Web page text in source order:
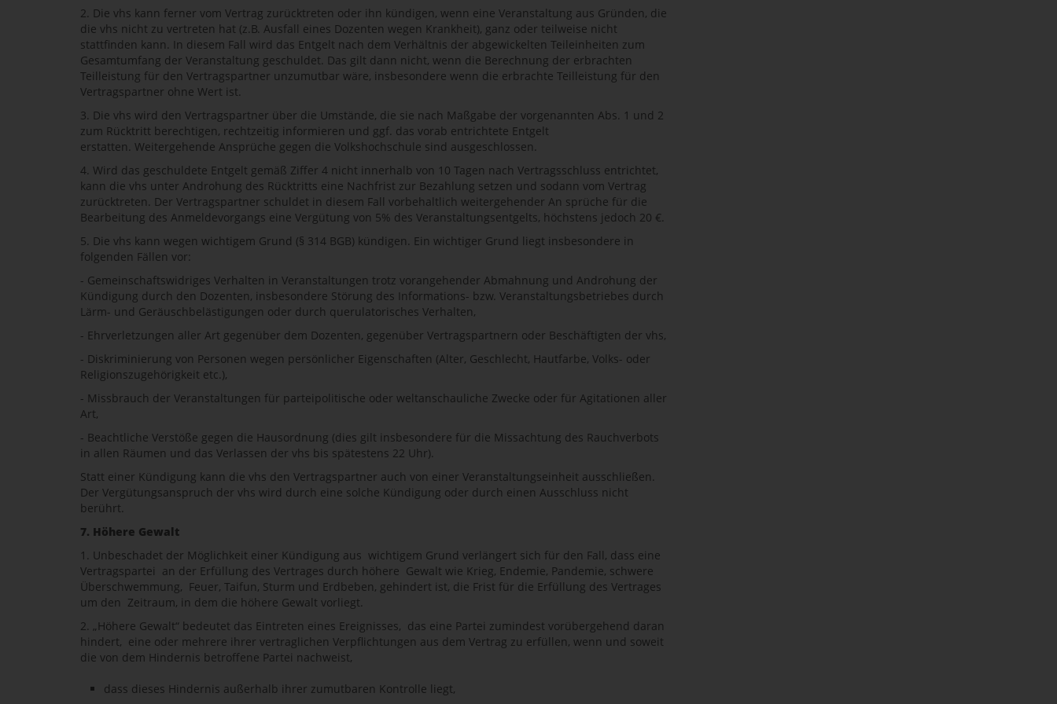
2. Die vhs kann ferner vom Vertrag zurücktreten oder ihn kündigen, wenn eine Veranstaltung aus Gründen, die
die vhs nicht zu vertreten hat (z.B. Ausfall eines Dozenten wegen Krankheit), ganz oder teilweise nicht
stattfinden kann. In diesem Fall wird das Entgelt nach dem Verhältnis der abgewickelten Teileinheiten zum
Gesamtumfang der Veranstaltung geschuldet. Das gilt dann nicht, wenn die Berechnung der erbrachten
Teilleistung für den Vertragspartner unzumutbar wäre, insbesondere wenn die erbrachte Teilleistung für den
Vertragspartner ohne Wert ist.
3. Die vhs wird den Vertragspartner über die Umstände, die sie nach Maßgabe der vorgenannten Abs. 1 und 2
zum Rücktritt berechtigen, rechtzeitig informieren und ggf. das vorab entrichtete Entgelt
erstatten. Weitergehende Ansprüche gegen die Volkshochschule sind ausgeschlossen.
4. Wird das geschuldete Entgelt gemäß Ziffer 4 nicht innerhalb von 10 Tagen nach Vertragsschluss entrichtet,
kann die vhs unter Androhung des Rücktritts eine Nachfrist zur Bezahlung setzen und sodann vom Vertrag
zurücktreten. Der Vertragspartner schuldet in diesem Fall vorbehaltlich weitergehender An sprüche für die
Bearbeitung des Anmeldevorgangs eine Vergütung von 5% des Veranstaltungsentgelts, höchstens jedoch 20 €.
5. Die vhs kann wegen wichtigem Grund (§ 314 BGB) kündigen. Ein wichtiger Grund liegt insbesondere in
folgenden Fällen vor:
- Gemeinschaftswidriges Verhalten in Veranstaltungen trotz vorangehender Abmahnung und Androhung der
Kündigung durch den Dozenten, insbesondere Störung des Informations- bzw. Veranstaltungsbetriebes durch
Lärm- und Geräuschbelästigungen oder durch querulatorisches Verhalten,
- Ehrverletzungen aller Art gegenüber dem Dozenten, gegenüber Vertragspartnern oder Beschäftigten der vhs,
- Diskriminierung von Personen wegen persönlicher Eigenschaften (Alter, Geschlecht, Hautfarbe, Volks- oder
Religionszugehörigkeit etc.),
- Missbrauch der Veranstaltungen für parteipolitische oder weltanschauliche Zwecke oder für Agitationen aller
Art,
- Beachtliche Verstöße gegen die Hausordnung (dies gilt insbesondere für die Missachtung des Rauchverbots
in allen Räumen und das Verlassen der vhs bis spätestens 22 Uhr).
Statt einer Kündigung kann die vhs den Vertragspartner auch von einer Veranstaltungseinheit ausschließen.
Der Vergütungsanspruch der vhs wird durch eine solche Kündigung oder durch einen Ausschluss nicht
berührt.
7. Höhere Gewalt
1. Unbeschadet der Möglichkeit einer Kündigung aus wichtigem Grund verlängert sich für den Fall, dass eine
Vertragspartei an der Erfüllung des Vertrages durch höhere Gewalt wie Krieg, Endemie, Pandemie, schwere
Überschwemmung, Feuer, Taifun, Sturm und Erdbeben, gehindert ist, die Frist für die Erfüllung des Vertrages
um den Zeitraum, in dem die höhere Gewalt vorliegt.
2. „Höhere Gewalt“ bedeutet das Eintreten eines Ereignisses, das eine Partei zumindest vorübergehend daran
hindert, eine oder mehrere ihrer vertraglichen Verpflichtungen aus dem Vertrag zu erfüllen, wenn und soweit
die von dem Hindernis betroffene Partei nachweist,
dass dieses Hindernis außerhalb ihrer zumutbaren Kontrolle liegt,